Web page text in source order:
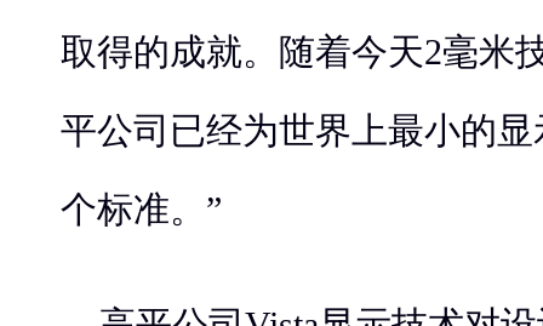
取得的成就。随着今天2毫米
平公司已经为世界上最小的
个标准。”